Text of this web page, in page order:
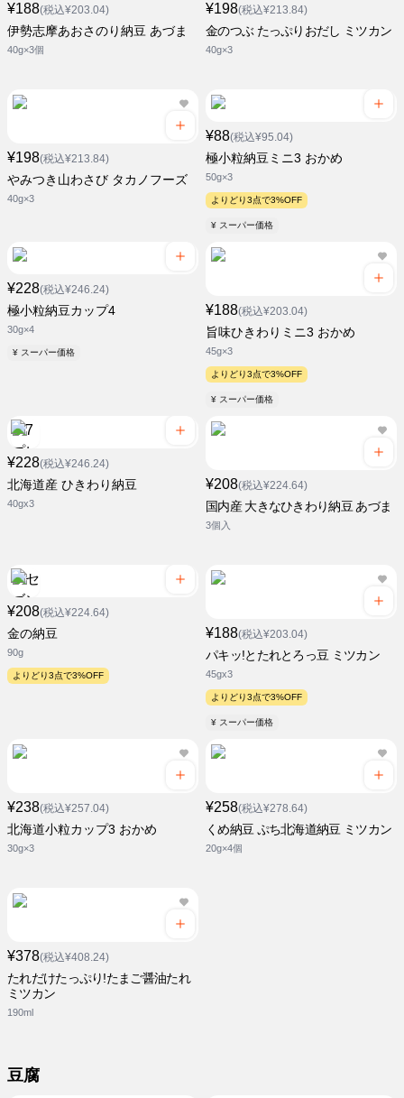
¥188(税込¥203.04)
伊勢志摩あおさのり納豆 あづま
40g×3個
¥198(税込¥213.84)
金のつぶ たっぷりおだし ミツカン
40g×3
¥198(税込¥213.84)
やみつき山わさび タカノフーズ
40g×3
¥88(税込¥95.04)
極小粒納豆ミニ3 おかめ
50g×3
よりどり3点で3%OFF
¥ スーパー価格
¥228(税込¥246.24)
極小粒納豆カップ4
30g×4
¥ スーパー価格
¥188(税込¥203.04)
旨味ひきわりミニ3 おかめ
45g×3
よりどり3点で3%OFF
¥ スーパー価格
¥228(税込¥246.24)
北海道産 ひきわり納豆
40gx3
¥208(税込¥224.64)
国内産 大きなひきわり納豆 あづま
3個入
¥208(税込¥224.64)
金の納豆
90g
よりどり3点で3%OFF
¥188(税込¥203.04)
パキッ!とたれとろっ豆 ミツカン
45gx3
よりどり3点で3%OFF
¥ スーパー価格
¥238(税込¥257.04)
北海道小粒カップ3 おかめ
30g×3
¥258(税込¥278.64)
くめ納豆 ぷち北海道納豆 ミツカン
20g×4個
¥378(税込¥408.24)
たれだけたっぷり!たまご醤油たれ
ミツカン
190ml
豆腐